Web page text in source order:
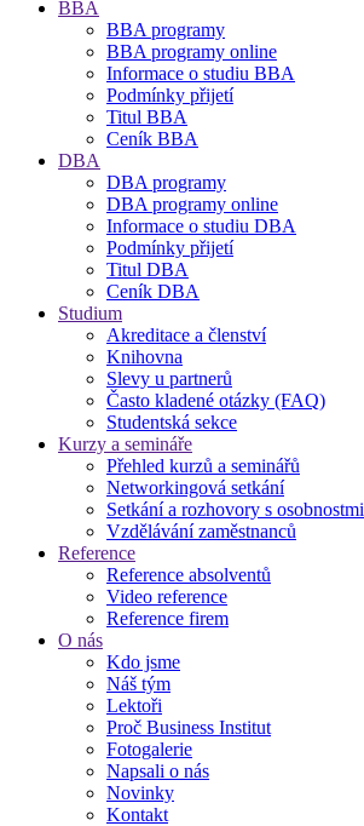
BBA
BBA programy
BBA programy online
Informace o studiu BBA
Podmínky přijetí
Titul BBA
Ceník BBA
DBA
DBA programy
DBA programy online
Informace o studiu DBA
Podmínky přijetí
Titul DBA
Ceník DBA
Studium
Akreditace a členství
Knihovna
Slevy u partnerů
Často kladené otázky (FAQ)
Studentská sekce
Kurzy a semináře
Přehled kurzů a seminářů
Networkingová setkání
Setkání a rozhovory s osobnostmi
Vzdělávání zaměstnanců
Reference
Reference absolventů
Video reference
Reference firem
O nás
Kdo jsme
Náš tým
Lektoři
Proč Business Institut
Fotogalerie
Napsali o nás
Novinky
Kontakt